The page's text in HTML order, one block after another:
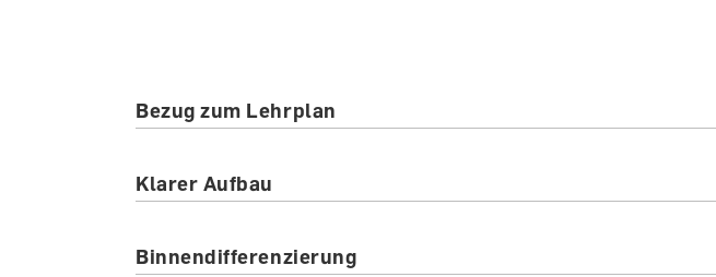
Bezug zum Lehrplan
Klarer Aufbau
Binnendifferenzierung